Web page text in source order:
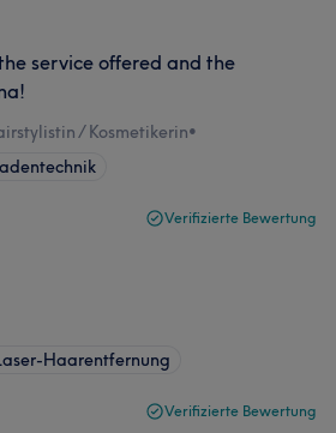
service offered and the
/ Kosmetikerin•
Verifizierte Bewertung
Haarentfernung
Verifizierte Bewertung